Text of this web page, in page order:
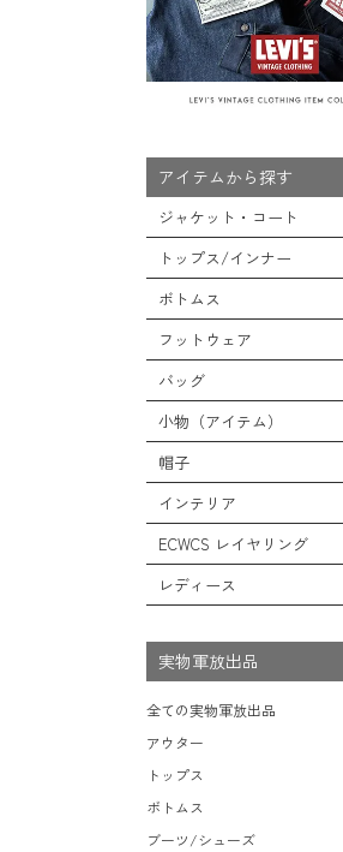
アイテムから探す
ジャケット・コート
全てのジャケット・コート
LEVEL7
フライトジャケット
M-65ジャケット
デッキジャケット
タンカースジャケット
コート
フリースジャケット
レザーアウター
ジャケットライナー
モッズコート
トップス/インナー
全てのトップス/インナー
Tシャツ
シャツ
スウェット/パーカー
セーター/カーディガン
ベスト
タンクトップ
ボトムス
全てのボトムス
カーゴパンツ
デニムパンツ
チノ，ワークパンツ
ファティーグパンツ
ナイロンパンツ
スウェットパンツ
ショートパンツ
アンダー（下着）
フットウェア
全てのフットウェア
ブーツ
シューズ・スニーカー
サンダル
レインシューズ・ブーツ
ソックス/靴下
バッグ
全てのバッグ
リュックサック
ショルダーバッグ
ヘルメットバッグ
メッセンジャーバッグ
トートバッグ
ダッフルバッグ
ボストンバッグ
ポーチ/ケース/etc
スーツケース/キャリーバッグ
ビジネスバッグ
小物（アイテム）
全ての小物（アイテム）
グローブ（手袋）
防寒物（ネックウォーマーetc）
傘/ポンチョ
ミリタリーウォッチ
サングラス・ゴーグル
帽子
全ての帽子
キャップ
ハット
ニット帽（ビーニー）
ベレー帽
ハンチング
キャスケット
その他
インテリア
全てのインテリア
デスク、椅子、家具
ボックス/ガソリン缶/etc
生地・テントシェル
ECWCS レイヤリング
全てのECWCS
ミッドベースレイヤー Level.2
ウィンドレイヤー Level.4
ソフトシェルレイヤー Level.5
ハードシェルレイヤー Level.6
アウターレイヤー Level.7
レディース
実物軍放出品
全ての実物軍放出品
アウター
トップス
ボトムス
ブーツ/シューズ